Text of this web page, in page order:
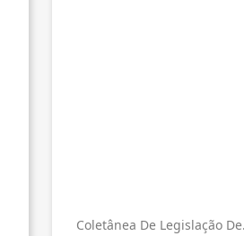
Coletânea De Legislação